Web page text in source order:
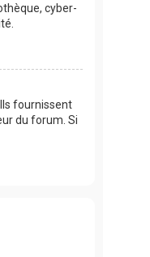
cyber-
fournissent
du forum. Si